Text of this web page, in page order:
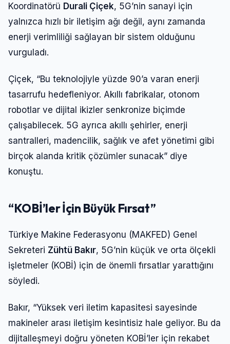
Koordinatörü Durali Çiçek, 5G’nin sanayi için
yalnızca hızlı bir iletişim ağı değil, aynı zamanda
enerji verimliliği sağlayan bir sistem olduğunu
vurguladı.
Çiçek, “Bu teknolojiyle yüzde 90’a varan enerji
tasarrufu hedefleniyor. Akıllı fabrikalar, otonom
robotlar ve dijital ikizler senkronize biçimde
çalışabilecek. 5G ayrıca akıllı şehirler, enerji
santralleri, madencilik, sağlık ve afet yönetimi gibi
birçok alanda kritik çözümler sunacak” diye
konuştu.
“KOBİ’ler İçin Büyük Fırsat”
Türkiye Makine Federasyonu (MAKFED) Genel
Sekreteri Zühtü Bakır, 5G’nin küçük ve orta ölçekli
işletmeler (KOBİ) için de önemli fırsatlar yarattığını
söyledi.
Bakır, “Yüksek veri iletim kapasitesi sayesinde
makineler arası iletişim kesintisiz hale geliyor. Bu da
dijitalleşmeyi doğru yöneten KOBİ’ler için rekabet